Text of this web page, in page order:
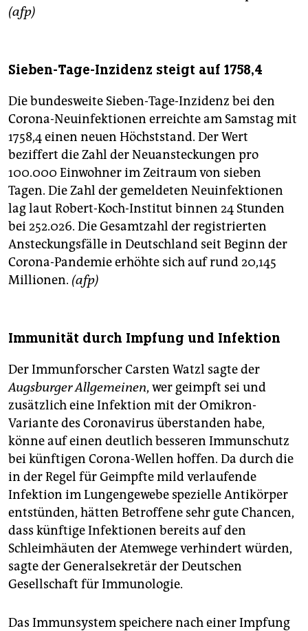
(afp)
Sieben-Tage-Inzidenz steigt auf 1758,4
Die bundesweite Sieben-Tage-Inzidenz bei den
Corona-Neuinfektionen erreichte am Samstag mit
1758,4 einen neuen Höchststand. Der Wert
beziffert die Zahl der Neuansteckungen pro
100.000 Einwohner im Zeitraum von sieben
Tagen. Die Zahl der gemeldeten Neuinfektionen
lag laut Robert-Koch-Institut binnen 24 Stunden
bei 252.026. Die Gesamtzahl der registrierten
Ansteckungsfälle in Deutschland seit Beginn der
Corona-Pandemie erhöhte sich auf rund 20,145
Millionen. (afp)
Immunität durch Impfung und Infektion
Der Immunforscher Carsten Watzl sagte der
Augsburger Allgemeinen, wer geimpft sei und
zusätzlich eine Infektion mit der Omikron-
Variante des Coronavirus überstanden habe,
könne auf einen deutlich besseren Immunschutz
bei künftigen Corona-Wellen hoffen. Da durch die
in der Regel für Geimpfte mild verlaufende
Infektion im Lungengewebe spezielle Antikörper
entstünden, hätten Betroffene sehr gute Chancen,
dass künftige Infektionen bereits auf den
Schleimhäuten der Atemwege verhindert würden,
sagte der Generalsekretär der Deutschen
Gesellschaft für Immunologie.
Das Immunsystem speichere nach einer Impfung